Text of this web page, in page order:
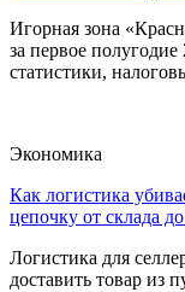
Игорная зона
за первое
статистики,
Экономика
Как логистика
цепочку от склада
Логистика для
доставить товар из